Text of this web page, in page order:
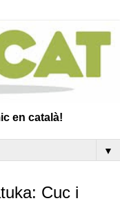
en català!
▼
Cuc i